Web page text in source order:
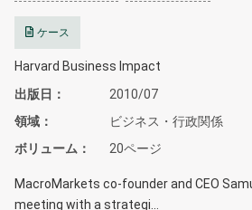
ケース
Harvard Business Impact
出版日
2010/07
領域
ビジネス・行政関係
ボリューム
20ページ
MacroMarkets co-founder and CEO
meeting with a strategi…